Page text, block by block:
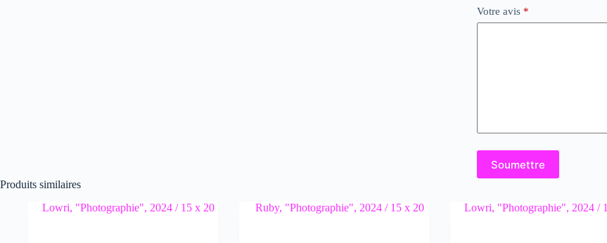
Votre avis *
Soumettre
Produits similaires